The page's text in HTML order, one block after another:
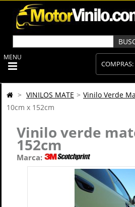
COMPRAS:
MENU
> VINILOS MATE > Vinilo Verde
10cm x 152cm
Vinilo verde
152cm
Marca: